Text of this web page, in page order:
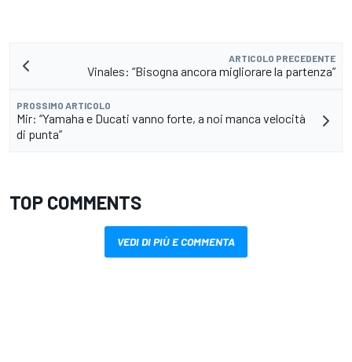
ARTICOLO PRECEDENTE
Vinales: “Bisogna ancora migliorare la partenza”
PROSSIMO ARTICOLO
Mir: “Yamaha e Ducati vanno forte, a noi manca velocità
di punta”
TOP COMMENTS
VEDI DI PIÙ E COMMENTA